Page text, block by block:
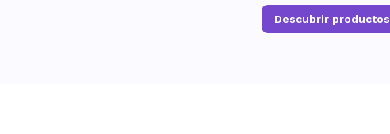
Descubrir productos